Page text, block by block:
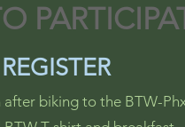
REGISTER
biking to the BTW-